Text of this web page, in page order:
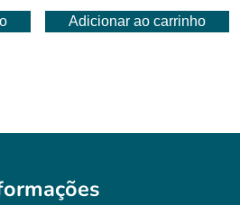
original atual
Adicionar ao carrinho